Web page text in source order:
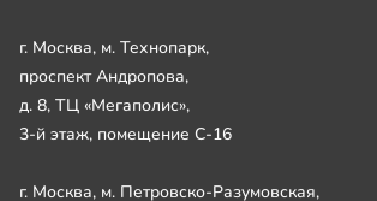
г. Москва, м. Технопарк,
проспект Андропова,
д. 8, ТЦ «Мегаполис»,
3-й этаж, помещение С-16
г. Москва, м. Петровско-Разумовская,